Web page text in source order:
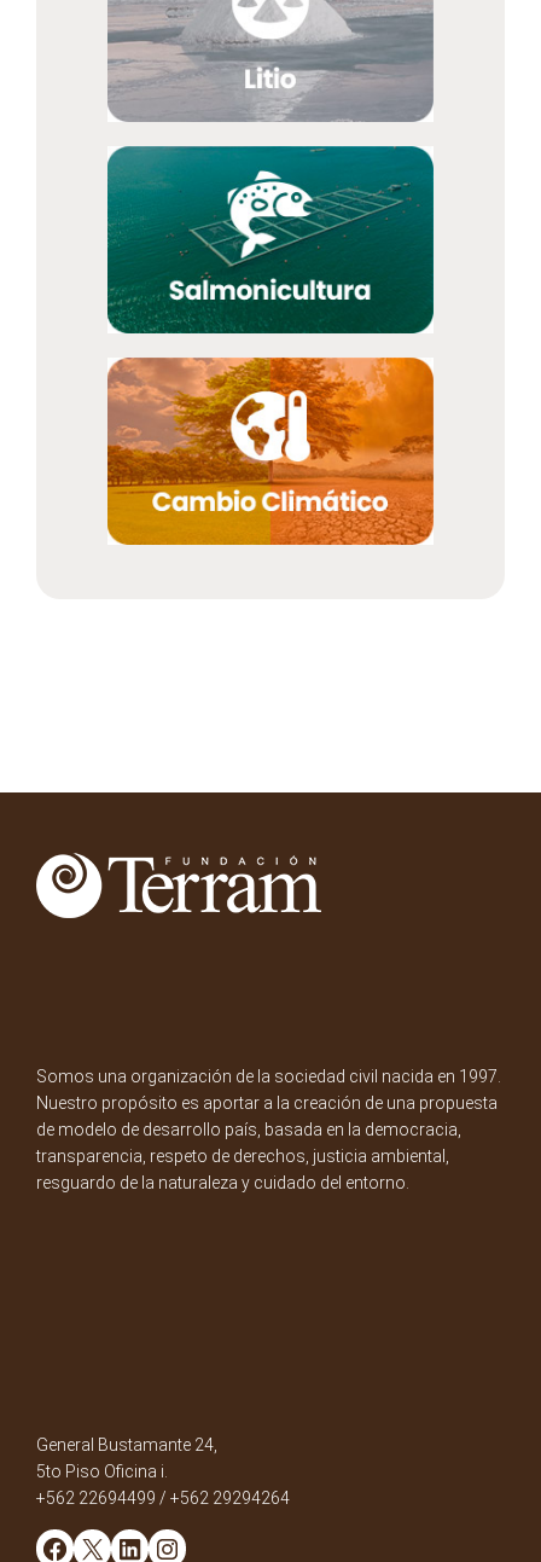
Somos una organización de la sociedad civil nacida en 1997.
Nuestro propósito es aportar a la creación de una propuesta
de modelo de desarrollo país, basada en la democracia,
transparencia, respeto de derechos, justicia ambiental,
resguardo de la naturaleza y cuidado del entorno.
General Bustamante 24,
5to Piso Oficina i.
+562 22694499 / +562 29294264